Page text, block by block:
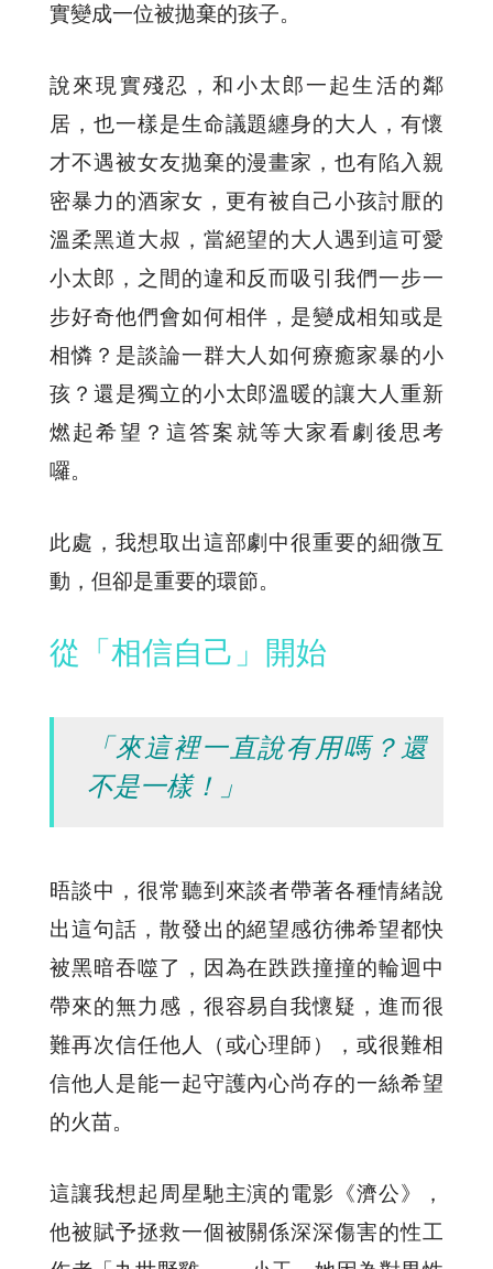
實變成一位被拋棄的孩子。
說來現實殘忍，和小太郎一起生活的鄰
居，也一樣是生命議題纏身的大人，有懷
才不遇被女友拋棄的漫畫家，也有陷入親
密暴力的酒家女，更有被自己小孩討厭的
溫柔黑道大叔，當絕望的大人遇到這可愛
小太郎，之間的違和反而吸引我們一步一
步好奇他們會如何相伴，是變成相知或是
相憐？是談論一群大人如何療癒家暴的小
孩？還是獨立的小太郎溫暖的讓大人重新
燃起希望？這答案就等大家看劇後思考
囉。
此處，我想取出這部劇中很重要的細微互
動，但卻是重要的環節。
從「相信自己」開始
「來這裡一直說有用嗎？還
不是一樣！」
晤談中，很常聽到來談者帶著各種情緒說
出這句話，散發出的絕望感彷彿希望都快
被黑暗吞噬了，因為在跌跌撞撞的輪迴中
帶來的無力感，很容易自我懷疑，進而很
難再次信任他人（或心理師），或很難相
信他人是能一起守護內心尚存的一絲希望
的火苗。
這讓我想起周星馳主演的電影《濟公》，
他被賦予拯救一個被關係深深傷害的性工